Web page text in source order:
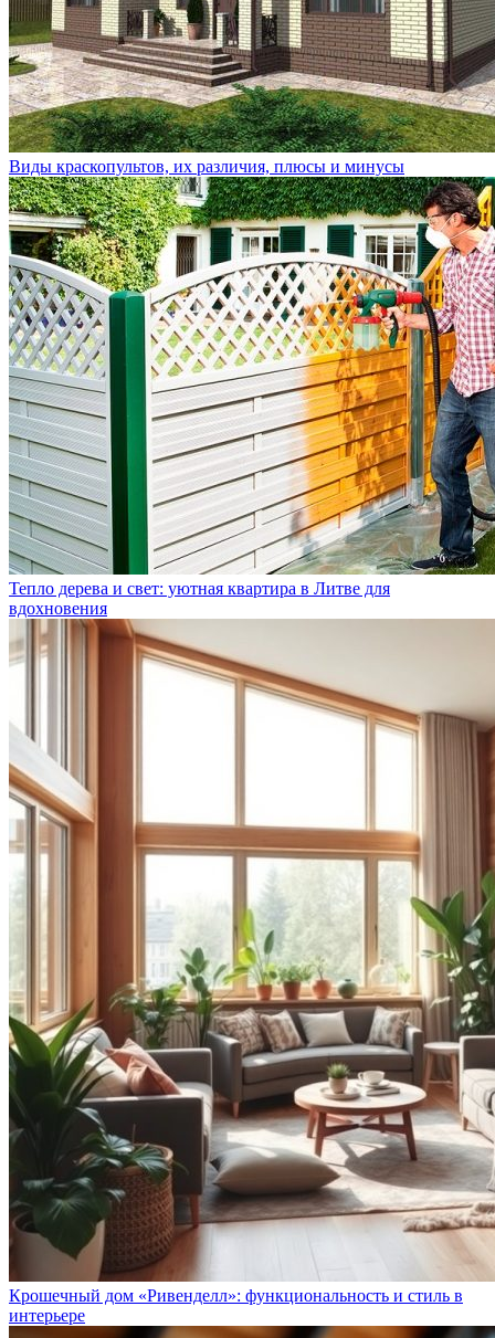
Виды краскопультов, их различия, плюсы и минусы
Тепло дерева и свет: уютная квартира в Литве для
вдохновения
Крошечный дом «Ривенделл»: функциональность и стиль в
интерьере